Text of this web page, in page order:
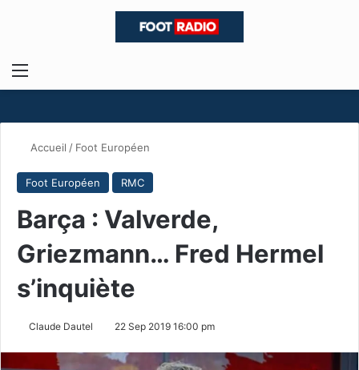
Menu
Accueil / Foot Européen
Foot Européen RMC
Barça : Valverde,
Griezmann… Fred Hermel
s’inquiète
Claude Dautel 22 Sep 2019 16:00 pm